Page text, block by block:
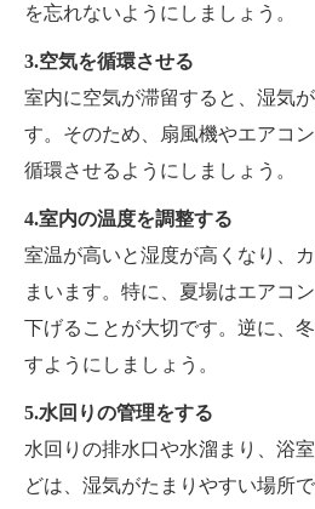
を忘れないようにしましょう。
3.空気を循環させる
室内に空気が滞留すると、湿気
す。そのため、扇風機やエアコ
循環させるようにしましょう。
4.室内の温度を調整する
室温が高いと湿度が高くなり、
まいます。特に、夏場はエアコ
下げることが大切です。逆に、
すようにしましょう。
5.水回りの管理をする
水回りの排水口や水溜まり、浴
どは、湿気がたまりやすい場所